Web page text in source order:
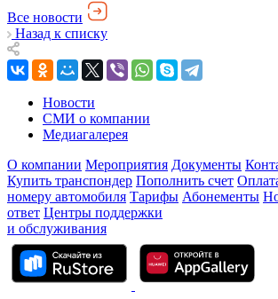
Все новости
Назад к списку
Новости
СМИ о компании
Медиагалерея
О компании Мероприятия Документы
Купить транспондер Пополнить счет
номеру автомобиля Тарифы Абонементы
ответ Центры поддержки
и обслуживания